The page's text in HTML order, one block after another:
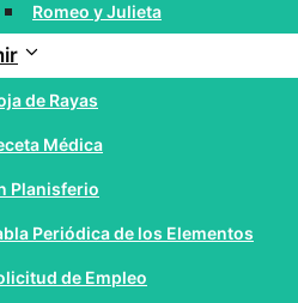
Romeo y Julieta
de Rayas
Médica
Planisferio
Periódica de los Elementos
de Empleo